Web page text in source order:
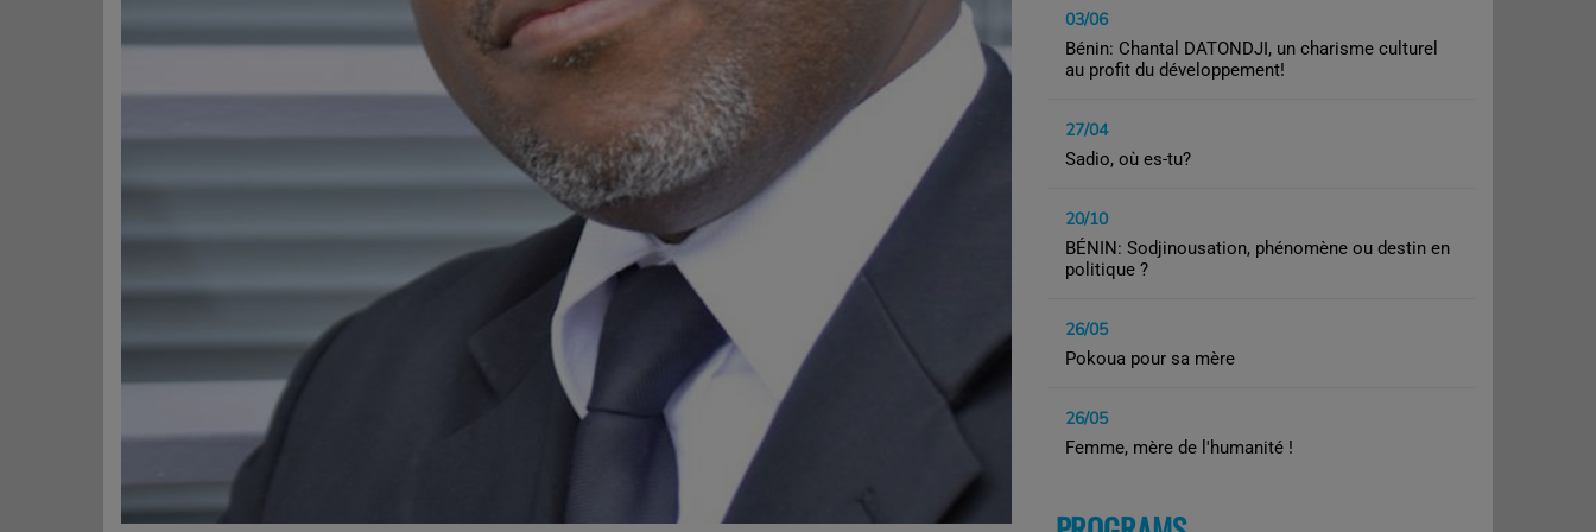
03/06
Bénin: Chantal DATONDJI, un charisme culturel
au profit du développement!
27/04
Sadio, où es-tu?
20/10
BÉNIN: Sodjinousation, phénomène ou destin en
politique ?
26/05
Pokoua pour sa mère
26/05
Femme, mère de l'humanité !